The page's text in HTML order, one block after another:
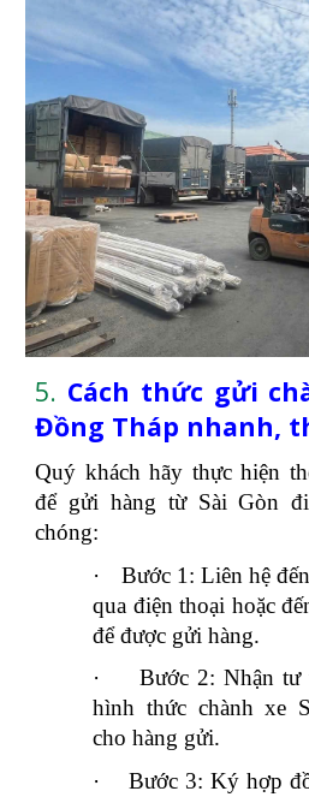
5. Cách thức gửi
Đồng Tháp nhanh,
Quý khách hãy thực hiện
để gửi hàng từ Sài Gòn
chóng:
·
Bước 1: Liên hệ
qua điện thoại hoặc
để được gửi hàng.
·
Bước 2: Nhận tư
hình thức chành xe
cho hàng gửi.
·
Bước 3: Ký hợp